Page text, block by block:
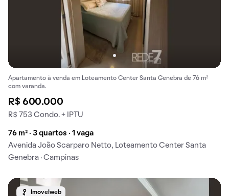
Apartamento à venda em Loteamento Center Santa Genebra de 76 m²
com varanda.
R$ 600.000
R$ 753 Condo. + IPTU
76 m² · 3 quartos · 1 vaga
Avenida João Scarparo Netto, Loteamento Center Santa
Genebra · Campinas
Imovelweb